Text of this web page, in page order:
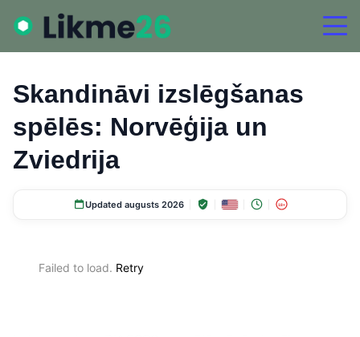
Skandināvi izslēgšanas
spēlēs: Norvēģija un
Zviedrija
Updated augusts 2026 18+
Failed to load. Retry